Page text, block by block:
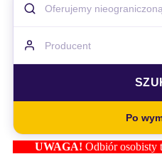
Po
Odbiór osobisty towaru